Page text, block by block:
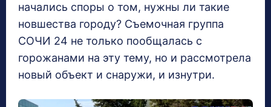
начались споры о том, нужны ли такие
новшества городу? Съемочная группа
СОЧИ 24 не только пообщалась с
горожанами на эту тему, но и рассмотрела
новый объект и снаружи, и изнутри.